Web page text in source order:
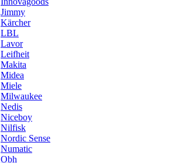
Jimmy
Kärcher
LBL
Lavor
Leifheit
Makita
Midea
Miele
Milwaukee
Nedis
Niceboy
Nilfisk
Nordic Sense
Numatic
Obh